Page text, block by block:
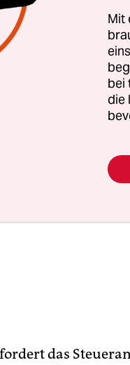
ist eine
Aussichten
das
Mit
bei
die